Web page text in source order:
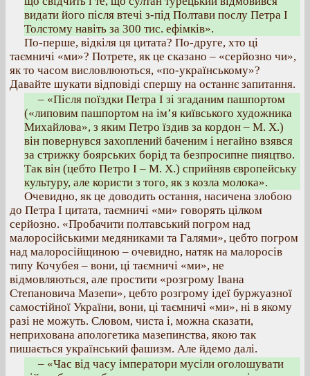
видати його після втечі з-під Полтави послу Петра І
Толстому навіть за 300 тис. ефімків».
По-перше, відкіля ця цитата? По-друге, хто ці
таємничі «ми»? Потрете, як це сказано – «серйозно чи»,
як то часом висловлюються, «по-українському»?
Давайте шукати відповіді спершу на останнє запитання.
– «Після поїздки Петра І зі згаданим пашпортом
(«липовим пашпортом на ім’я київського художника
Михайлова», з яким Петро їздив за кордон – М. X.)
він повернувся захоплений баченим і негайно взявся
за стрижку боярських борід та безпросипне пияцтво.
Так він (цебто Петро І – М. X.) сприйняв європейську
культуру, але користи з того, як з козла молока».
Очевидно, як це доводить остання, насичена злобою
до Петра І цитата, таємничі «ми» говорять цілком
серйозно. «Пробачити полтавський погром над
малоросійськими медяниками та Галями», цебто погром
над малоросійщиною – очевидно, натяк на малоросів
типу Кочубея – вони, ці таємничі «ми», не
відмовляються, але простити «розгрому Івана
Степановича Мазепи», цебто розгрому ідеї буржуазної
самостійної України, вони, ці таємничі «ми», ні в якому
разі не можуть. Словом, чиста і, можна сказати,
неприхована апологетика мазепинства, якою так
пишається український фашизм. Але йдемо далі.
– «Час від часу імператори мусіли оголошувати